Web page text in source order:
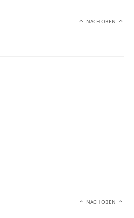
NACH OBEN
NACH OBEN